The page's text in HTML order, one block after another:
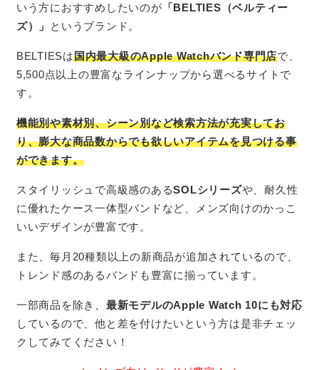
いう方におすすめしたいのが 「BELTIES（ベルティー
ズ）」
というブランド。
BELTIESは国内最大級のApple Watchバンド専門店で、
5,500点以上の豊富なラインナップから選べるサイトで
す。
機能別や素材別、シーン別など検索方法が充実してお
り、膨大な商品数からでも欲しいアイテムを見つける事
ができます。
スタイリッシュで高級感のあるSOLシリーズや、耐久性
に優れたケース一体型バンドなど、メンズ向けのかっこ
いいデザインが豊富です。
また、毎月20種類以上の新商品が追加されているので、
トレンド感のあるバンドも豊富に揃っています。
一部商品を除き、 最新モデルのApple Watch 10にも対応
しているので、他と差を付けたいという方は是非チェッ
クしてみてください！